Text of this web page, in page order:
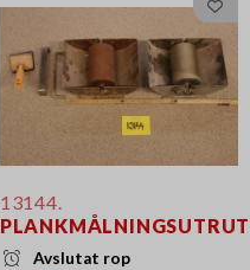
13144.
Avslutat rop